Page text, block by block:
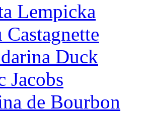
Lempicka
Duck
Jacobs
de Bourbon